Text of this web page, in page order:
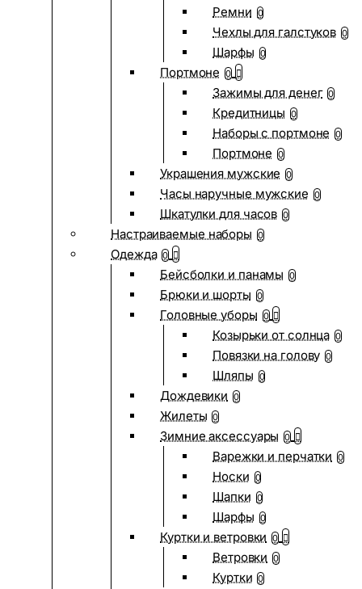
Ремни 0
Чехлы для галстуков 0
Шарфы 0
Портмоне 0
Зажимы для денег 0
Кредитницы 0
Наборы с портмоне 0
Портмоне 0
Украшения мужские 0
Часы наручные мужские 0
Шкатулки для часов 0
Настраиваемые наборы 0
Одежда 0
Бейсболки и панамы 0
Брюки и шорты 0
Головные уборы 0
Козырьки от солнца 0
Повязки на голову 0
Шляпы 0
Дождевики 0
Жилеты 0
Зимние аксессуары 0
Варежки и перчатки 0
Носки 0
Шапки 0
Шарфы 0
Куртки и ветровки 0
Ветровки 0
Куртки 0